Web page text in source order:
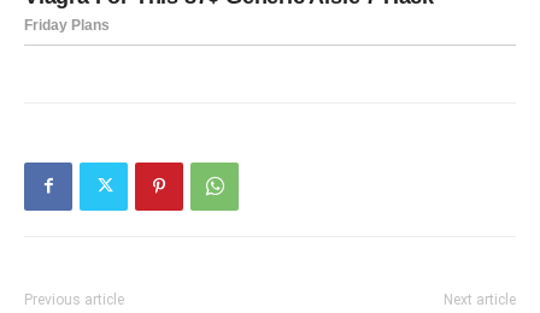
Previous article Next article